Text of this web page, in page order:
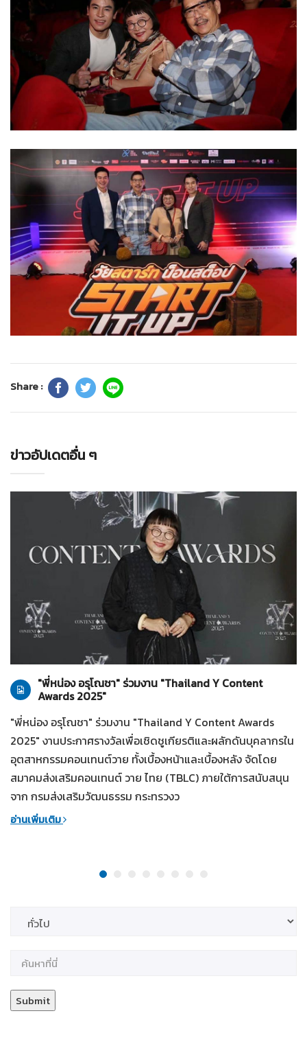
Share :
ข่าวอัปเดตอื่น ๆ
28-07-2569
"พี่หน่อง อรุโณชา" ร่วมงาน "Thailand Y Content
Awards 2025"
"พี่หน่อง อรุโณชา" ร่วมงาน "Thailand Y Content Awards
2025" งานประกาศรางวัลเพื่อเชิดชูเกียรติและผลักดันบุคลากรใน
อุตสาหกรรมคอนเทนต์วาย ทั้งเบื้องหน้าและเบื้องหลัง จัดโดย
สมาคมส่งเสริมคอนเทนต์ วาย ไทย (TBLC) ภายใต้การสนับสนุน
จาก กรมส่งเสริมวัฒนธรรม กระทรวงว
อ่านเพิ่มเติม